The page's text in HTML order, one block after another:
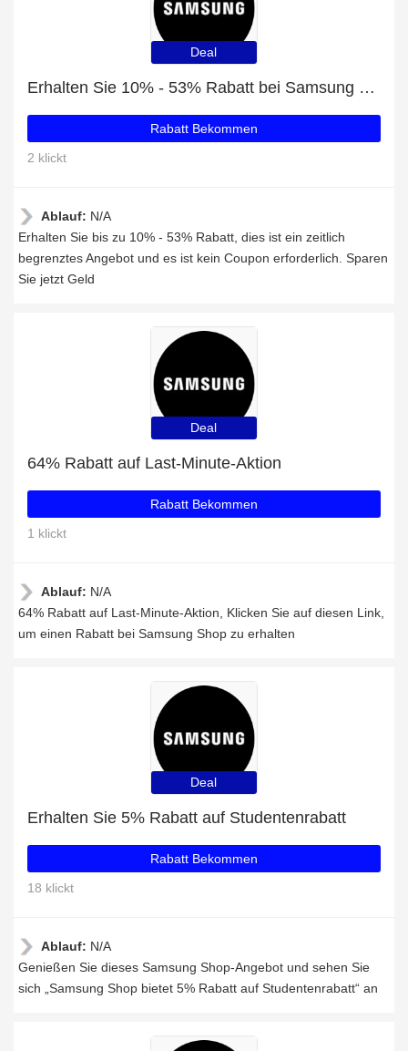
Deal
Erhalten Sie 10% - 53% Rabatt bei Samsung Shop
Rabatt Bekommen
2 klickt
Ablauf: N/A
Erhalten Sie bis zu 10% - 53% Rabatt, dies ist ein zeitlich
begrenztes Angebot und es ist kein Coupon erforderlich. Sparen
Sie jetzt Geld
Deal
64% Rabatt auf Last-Minute-Aktion
Rabatt Bekommen
1 klickt
Ablauf: N/A
64% Rabatt auf Last-Minute-Aktion, Klicken Sie auf diesen Link,
um einen Rabatt bei Samsung Shop zu erhalten
Deal
Erhalten Sie 5% Rabatt auf Studentenrabatt
Rabatt Bekommen
18 klickt
Ablauf: N/A
Genießen Sie dieses Samsung Shop-Angebot und sehen Sie
sich „Samsung Shop bietet 5% Rabatt auf Studentenrabatt“ an